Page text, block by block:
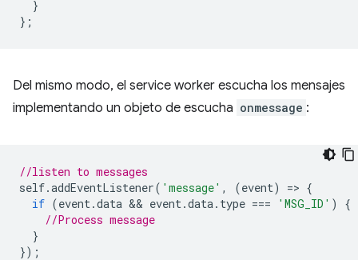
}
};
Del mismo modo, el service worker escucha los mensajes
implementando un objeto de escucha onmessage :
//listen to messages
self.addEventListener( 'message' , (event) => {
if (event.data && event.data. type === 'MSG_ID' )
{
//Process message
}
});